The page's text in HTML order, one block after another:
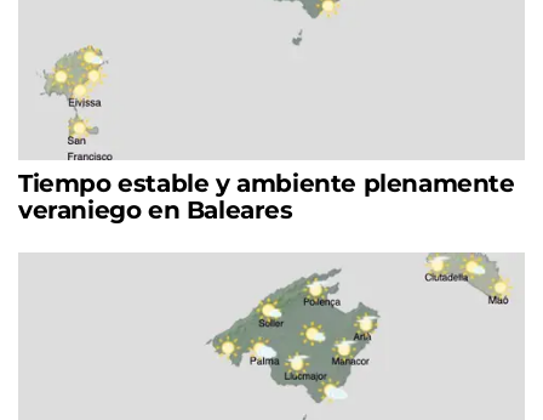
Tiempo estable y ambiente plenamente
veraniego en Baleares